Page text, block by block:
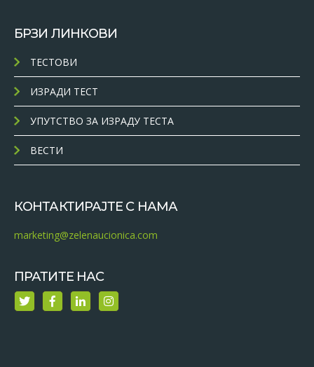
БРЗИ ЛИНКОВИ
ТЕСТОВИ
ИЗРАДИ ТЕСТ
УПУТСТВО ЗА ИЗРАДУ ТЕСТА
ВЕСТИ
КОНТАКТИРАЈТЕ С НАМА
marketing@zelenaucionica.com
ПРАТИТЕ НАС